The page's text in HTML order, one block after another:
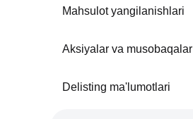
Mahsulot yangilanishlari
Aksiyalar va musobaqalar
Delisting ma'lumotlari